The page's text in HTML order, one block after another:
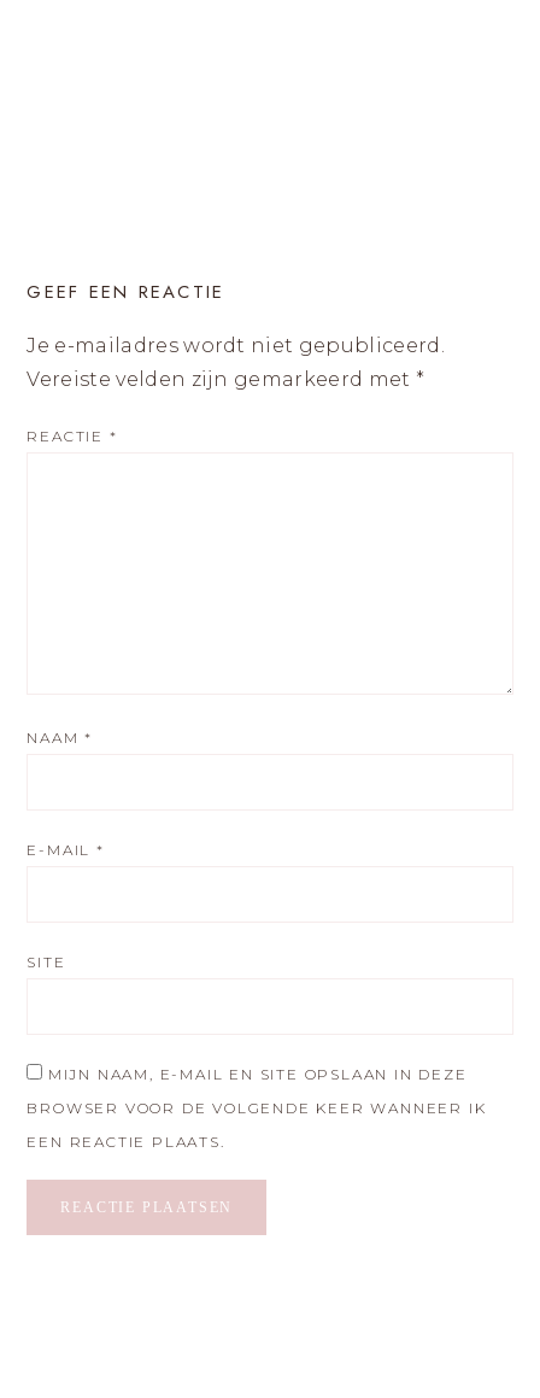
GEEF EEN REACTIE
Je e-mailadres wordt niet gepubliceerd.
Vereiste velden zijn gemarkeerd met *
REACTIE *
NAAM*
E-MAIL*
SITE
MIJN NAAM, E-MAIL EN SITE OPSLAAN IN DEZE
BROWSER VOOR DE VOLGENDE KEER WANNEER IK
EEN REACTIE PLAATS.